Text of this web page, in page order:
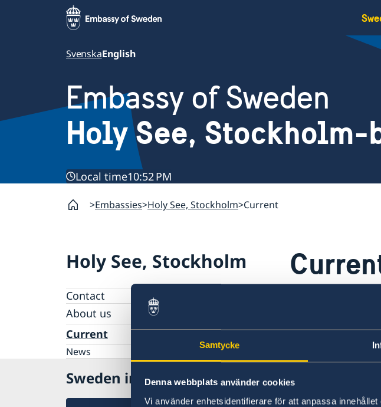
Samtycke
Denna webbplats använder cookies
Vi använder enhetsidentifierare för att anpassa
SvenskaEnglish
Embassy of Sweden
Holy See, Stockholm-
Local time10:52 PM
Embassies Holy See, Stockholm Current
Holy See, Stockholm
Contact
About us
Data Protection Policy
Current
News
Here you will
Sweden in Holy See